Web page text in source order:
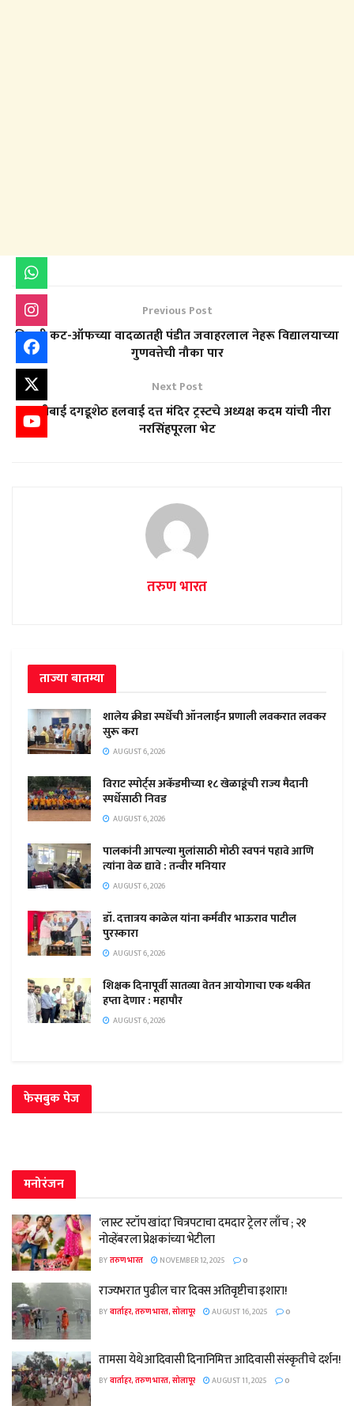
Previous Post
विक्रमी कट-ऑफच्या वादळातही पंडीत जवाहरलाल नेहरू विद्यालयाच्या
गुणवत्तेची नौका पार
Next Post
लक्ष्मीबाई दगडूशेठ हलवाई दत्त मंदिर ट्रस्टचे अध्यक्ष कदम यांची नीरा
नरसिंहपूरला भेट
तरुण भारत
ताज्या बातम्या
शालेय क्रीडा स्पर्धेची ऑनलाईन प्रणाली लवकरात लवकर
सुरू करा
AUGUST 6, 2026
विराट स्पोर्ट्स अकॅडमीच्या १८ खेळाडूंची राज्य मैदानी
स्पर्धेसाठी निवड
AUGUST 6, 2026
पालकांनी आपल्या मुलांसाठी मोठी स्वपनं पहावे आणि
त्यांना वेळ द्यावे : तन्वीर मनियार
AUGUST 6, 2026
डॉ. दत्तात्रय काळेल यांना कर्मवीर भाऊराव पाटील
पुरस्कारा
AUGUST 6, 2026
शिक्षक दिनापूर्वी सातव्या वेतन आयोगाचा एक थकीत
हप्ता देणार : महापौर
AUGUST 6, 2026
फेसबुक पेज
मनोरंजन
‘लास्ट स्टॉप खांदा’ चित्रपटाचा दमदार ट्रेलर लाँच ; २१
नोव्हेंबरला प्रेक्षकांच्या भेटीला
BYतरुण भारत NOVEMBER 12, 2025 0
राज्यभरात पुढील चार दिवस अतिवृष्टीचा इशारा!
BYवार्ताहर, तरुण भारत, सोलापूर AUGUST 16, 2025 0
तामसा येथे आदिवासी दिनानिमित्त आदिवासी संस्कृतीचे दर्शन!
BYवार्ताहर, तरुण भारत, सोलापूर AUGUST 11, 2025 0